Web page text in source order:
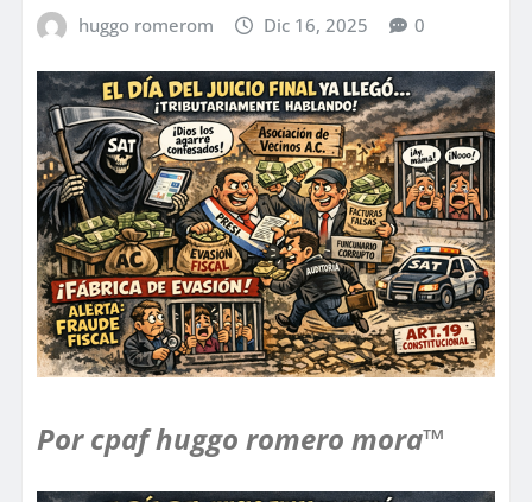
huggo romerom Dic 16, 2025 0
Por cpaf huggo romero mora™